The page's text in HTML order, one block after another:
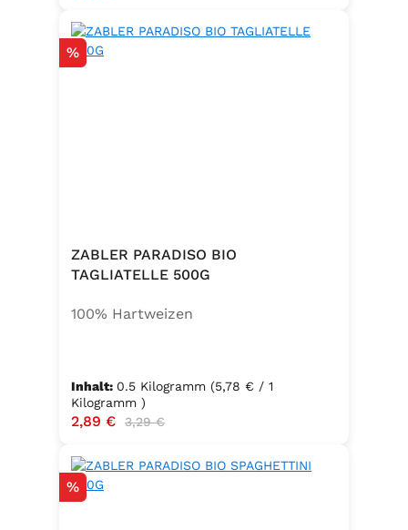
Rabatt
%
ZABLER PARADISO BIO
TAGLIATELLE 500G
100% Hartweizen
Inhalt: 0.5 Kilogramm (5,78 € / 1
Kilogramm )
Verkaufspreis:
2,89 € Regulärer Preis:
3,29 €
Rabatt
%